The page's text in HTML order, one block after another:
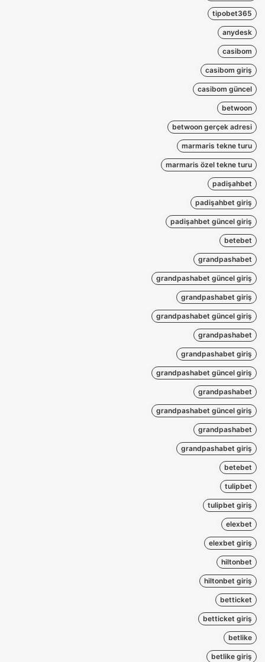
tipobet365
anydesk
casibom
casibom giriş
casibom güncel
betwoon
betwoon gerçek adresi
marmaris tekne turu
marmaris özel tekne turu
padişahbet
padişahbet giriş
padişahbet güncel giriş
betebet
grandpashabet
grandpashabet güncel giriş
grandpashabet giriş
grandpashabet güncel giriş
grandpashabet
grandpashabet giriş
grandpashabet güncel giriş
grandpashabet
grandpashabet güncel giriş
grandpashabet
grandpashabet giriş
betebet
tulipbet
tulipbet giriş
elexbet
elexbet giriş
hiltonbet
hiltonbet giriş
betticket
betticket giriş
betlike
betlike giriş